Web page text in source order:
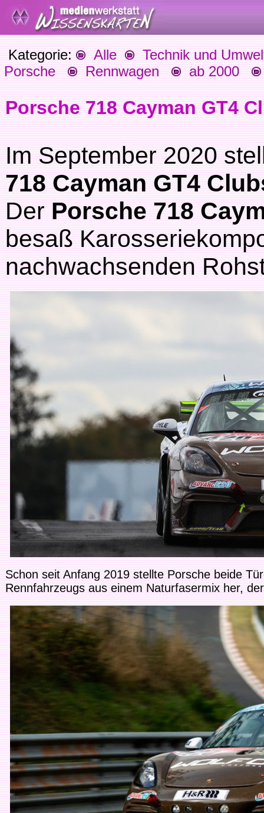
Kategorie: Alle
Technik und
Porsche
Rennwagen ab 2000
Porsche 718 Cayman GT4
Im September 2020
718 Cayman GT4
DerPorsche 718
besaß
nachwachsenden
Schon seit Anfang 2019 stellte Porsche beide
Rennfahrzeugs aus einem Naturfasermix her,